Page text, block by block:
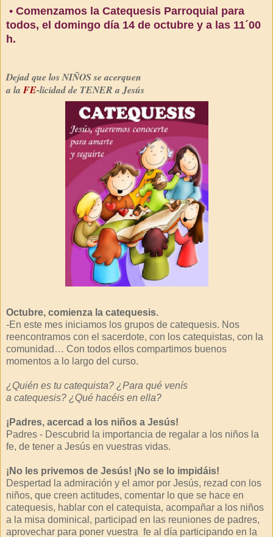
• Comenzamos la Catequesis Parroquial para
todos, el domingo día 14 de octubre y a las 11´00
h.
Dejad que los NIÑOS se acerquen
a la FE-licidad de TENER a Jesús
Octubre, comienza la catequesis.
-En este mes iniciamos los grupos de catequesis. Nos
reencontramos con el sacerdote, con los catequistas, con la
comunidad… Con todos ellos compartimos buenos
momentos a lo largo del curso.
¿Quién es tu catequista? ¿Para qué venís
a catequesis? ¿Qué hacéis en ella?
¡Padres, acercad a los niños a Jesús!
Padres - Descubrid la importancia de regalar a los niños la
fe, de tener a Jesús en vuestras vidas.
¡No les privemos de Jesús! ¡No se lo impidáis!
Despertad la admiración y el amor por Jesús, rezad con los
niños, que creen actitudes, comentar lo que se hace en
catequesis, hablar con el catequista, acompañar a los niños
a la misa dominical, participad en las reuniones de padres,
aprovechar para poner vuestra fe al día participando en la